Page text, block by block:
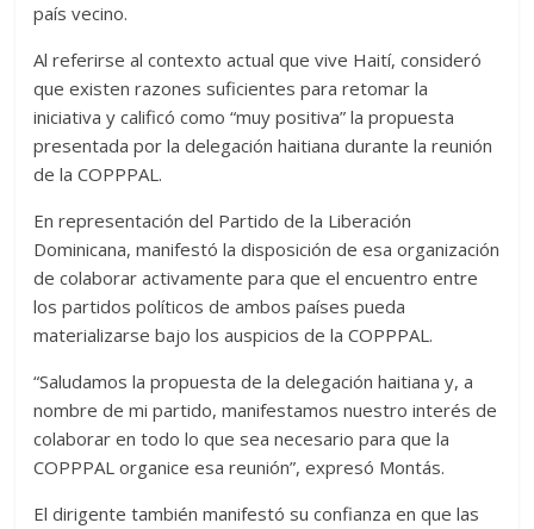
país vecino.
Al referirse al contexto actual que vive Haití, consideró
que existen razones suficientes para retomar la
iniciativa y calificó como “muy positiva” la propuesta
presentada por la delegación haitiana durante la reunión
de la COPPPAL.
En representación del Partido de la Liberación
Dominicana, manifestó la disposición de esa organización
de colaborar activamente para que el encuentro entre
los partidos políticos de ambos países pueda
materializarse bajo los auspicios de la COPPPAL.
“Saludamos la propuesta de la delegación haitiana y, a
nombre de mi partido, manifestamos nuestro interés de
colaborar en todo lo que sea necesario para que la
COPPPAL organice esa reunión”, expresó Montás.
El dirigente también manifestó su confianza en que las